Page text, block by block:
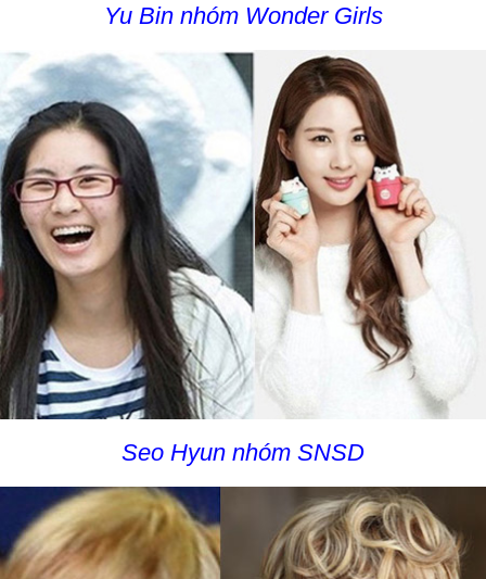
Yu Bin nhóm Wonder Girls
Seo Hyun nhóm SNSD